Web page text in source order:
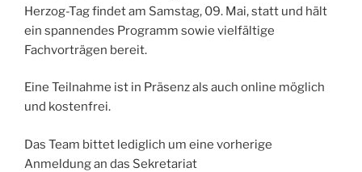
Herzog-Tag findet am Samstag, 09. Mai, statt und hält
ein spannendes Programm sowie vielfältige
Fachvorträgen bereit.
Eine Teilnahme ist in Präsenz als auch online möglich
und kostenfrei.
Das Team bittet lediglich um eine vorherige
Anmeldung an das Sekretariat